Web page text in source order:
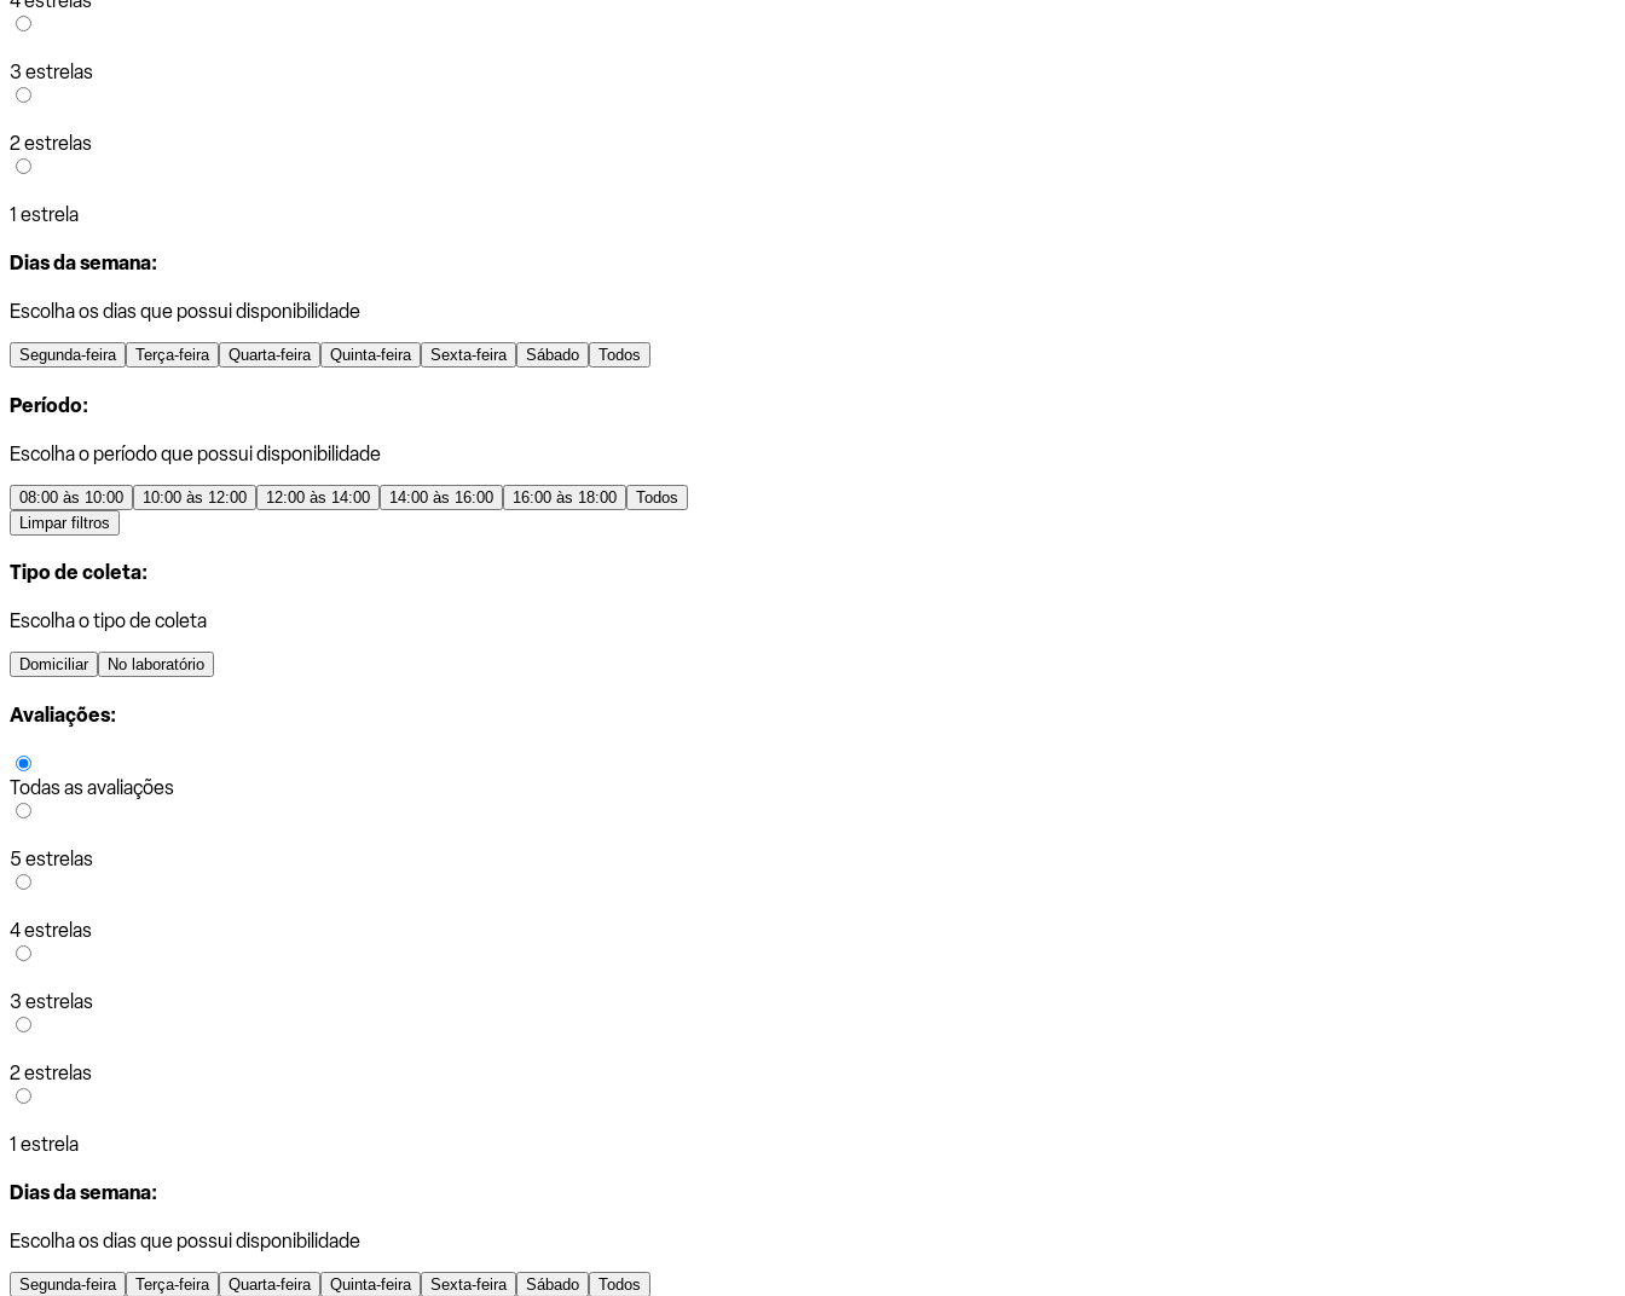
3 estrelas
2 estrelas
1 estrela
Dias da semana:
Escolha os dias que possui disponibilidade
Segunda-feira Terça-feira Quarta-feira Quinta-feira Sexta-feira Sábado Todos
Período:
Escolha o período que possui disponibilidade
08:00 às 10:00 10:00 às 12:00 12:00 às 14:00 14:00 às 16:00 16:00 às 18:00
Todos
Limpar filtros
Tipo de coleta:
Escolha o tipo de coleta
Domiciliar No laboratório
Avaliações:
Todas as avaliações
5 estrelas
4 estrelas
3 estrelas
2 estrelas
1 estrela
Dias da semana:
Escolha os dias que possui disponibilidade
Segunda-feira Terça-feira Quarta-feira Quinta-feira Sexta-feira Sábado Todos